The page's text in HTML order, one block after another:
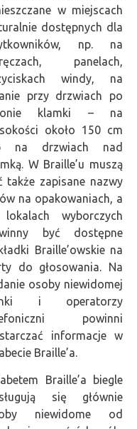
w miejscach
dostępnych dla
np. na
panelach,
windy, na
przy drzwiach po
klamki – na
około 150 cm
na drzwiach nad
W Braille’u muszą
także zapisane nazwy
na opakowaniach, a
wyborczych
być dostępne
Braille’owskie na
do głosowania. Na
osoby niewidomej
i operatorzy
powinni
informacje w
Braille’a.
Braille’a biegle
się głównie
niewidome od